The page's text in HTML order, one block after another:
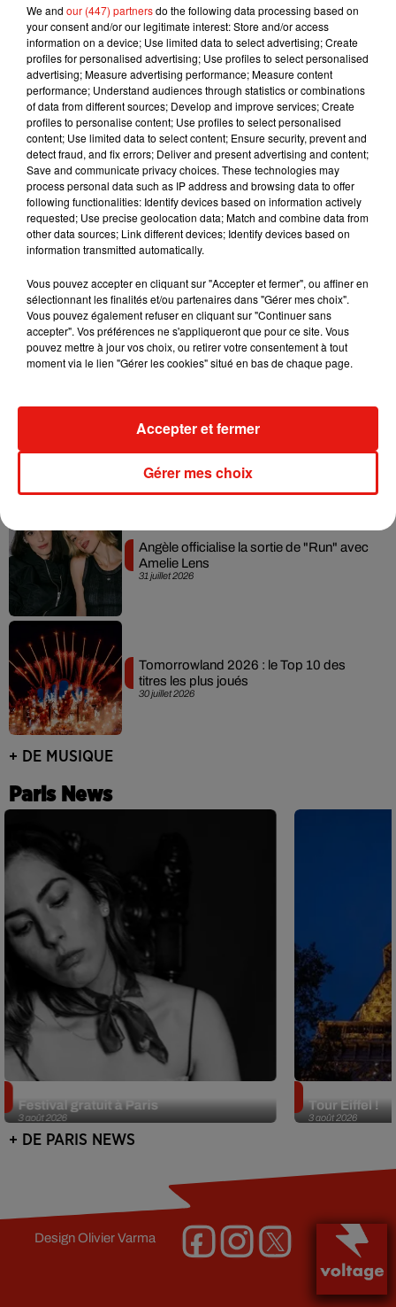
Musique
6 août 2026
Il y a 10 ans, DJ Snake changeait de
dimension avec son premier...
3 août 2026
Fred again.. et Latin Mafia dévoilent enfin
leur mixtape créée en...
31 juillet 2026
Swedish House Mafia et Lykke Li
dévoilent « Happiness Is So Sad »
David Guetta et Carl Cox signent un B2B
31 juillet 2026
Angèle officialise la sortie de "Run" avec
Amelie Lens
30 juillet 2026
Tomorrowland 2026 : le Top 10 des
titres les plus joués
+ DE MUSIQUE
Paris News
3 août 2026
Festival gratuit à Paris
3 août 2026
Tour Eiffel !
+ DE PARIS NEWS
DesignOlivier Varma
We and our (447) partnersdo the following data processing based on
your consent and/or our legitimate interest: Store and/or access
information on a device; Use limited data to select advertising; Create
profiles for personalised advertising; Use profiles to select personalised
advertising; Measure advertising performance; Measure content
performance; Understand audiences through statistics or combinations
of data from different sources; Develop and improve services; Create
profiles to personalise content; Use profiles to select personalised
content; Use limited data to select content; Ensure security, prevent and
detect fraud, and fix errors; Deliver and present advertising and content;
Save and communicate privacy choices. These technologies may
process personal data such as IP address and browsing data to offer
following functionalities: Identify devices based on information actively
requested; Use precise geolocation data; Match and combine data from
other data sources; Link different devices; Identify devices based on
information transmitted automatically.
Vous pouvez accepter en cliquant sur "Accepter et fermer", ou affiner en
sélectionnant les finalités et/ou partenaires dans "Gérer mes choix".
Vous pouvez également refuser en cliquant sur "Continuer sans
accepter". Vos préférences ne s'appliqueront que pour ce site. Vous
pouvez mettre à jour vos choix, ou retirer votre consentement à tout
moment via le lien "Gérer les cookies" situé en bas de chaque page.
Gérer mes choix
Accepter et fermer